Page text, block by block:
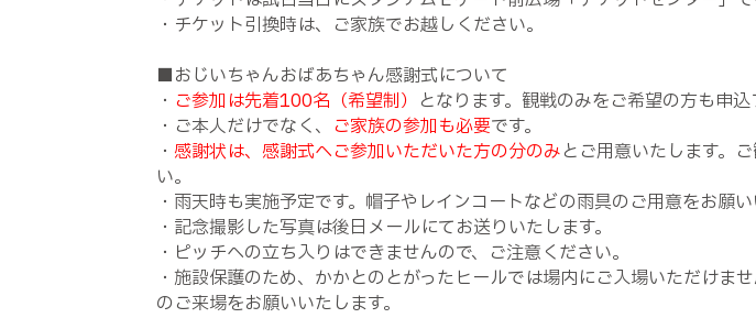
・チケット引換時は、ご家族でお越しください。
■おじいちゃんおばあちゃん感謝式について
・ ご参加は先着100名（希望制） となります。観戦のみをご希望の方も申
・ご本人だけでなく、 ご家族の参加も必要です。
・ 感謝状は、感謝式へご参加いただいた方の分のみとご用意いたします。
い。
・雨天時も実施予定です。帽子やレインコートなどの雨具のご用意をお願い
・記念撮影した写真は後日メールにてお送りいたします。
・ピッチへの立ち入りはできませんので、ご注意ください。
・施設保護のため、かかとのとがったヒールでは場内にご入場いただけ
のご来場をお願いいたします。